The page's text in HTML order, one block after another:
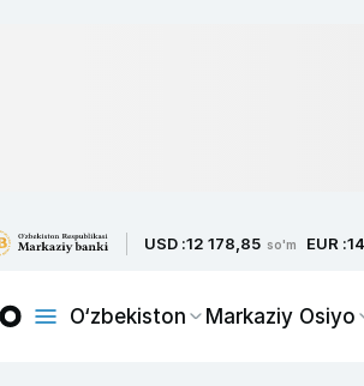
USD :12 178,85 so'm EUR :
O‘zbekiston Markaziy Osiyo